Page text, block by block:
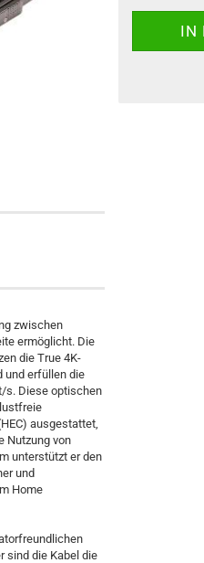
zwischen
ermöglicht. Die
die True 4K-
und erfüllen die
s. Diese optischen
ausgestattet,
Nutzung von
unterstützt er den
und
Home
sind die Kabel die